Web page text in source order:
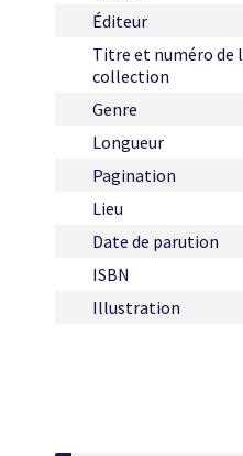
Éditeur
Titre et numéro de
collection
Genre
Longueur
Pagination
Lieu
Date de parution
ISBN
Illustration